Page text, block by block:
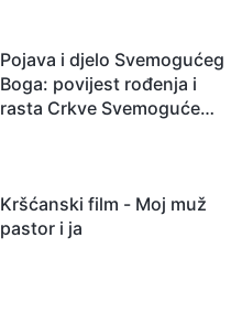
Pojava i djelo Svemogućeg
Boga: povijest rođenja i
rasta Crkve Svemogućeg
Kršćanski film - Moj muž
pastor i ja